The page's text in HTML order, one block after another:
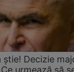
Decizie
urmează să